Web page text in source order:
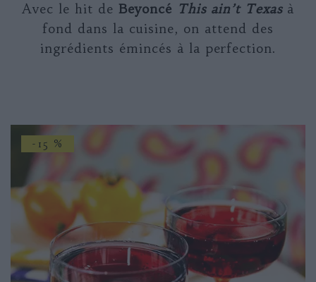
Avec le hit de Beyoncé This ain’t Texasà
fond dans la cuisine, on attend des
ingrédients émincés à la perfection.
-15 %